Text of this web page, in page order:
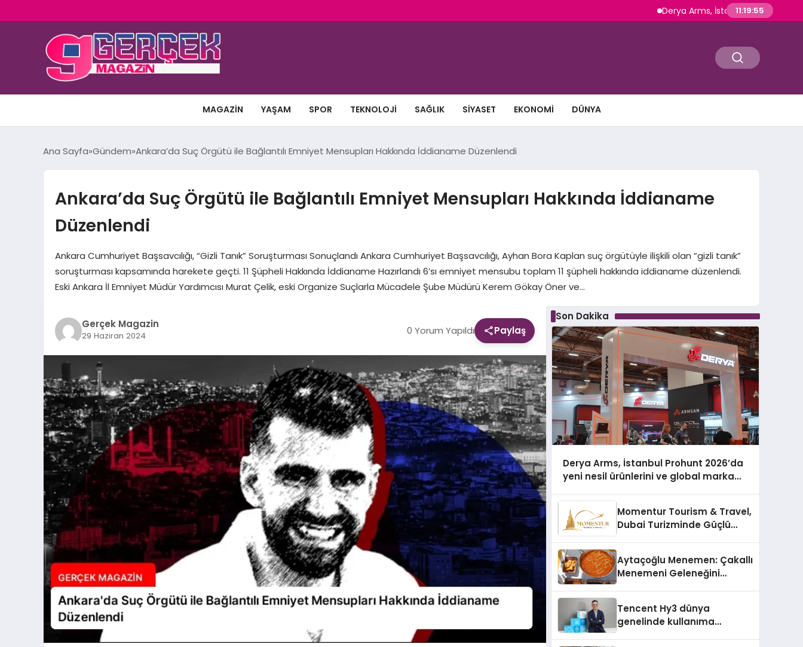
Derya Arms, İstanbul Prohunt
11:19:56
MAGAZIN YAŞAM SPOR TEKNOLOJI SAĞLIK SIYASET EKONOMI DÜNYA
Ana Sayfa Gündem Ankara’da Suç Örgütü ile Bağlantılı Emniyet Mensupları Hakkında İddianame Düzenlendi
Ankara’da Suç Örgütü ile Bağlantılı Emniyet Mensupları Hakkında İddianame
Düzenlendi
Ankara Cumhuriyet Başsavcılığı, “Gizli Tanık” Soruşturması Sonuçlandı Ankara Cumhuriyet Başsavcılığı, Ayhan Bora Kaplan suç örgütüyle ilişkili olan “gizli tanık”
soruşturması kapsamında harekete geçti. 11 Şüpheli Hakkında İddianame Hazırlandı 6’sı emniyet mensubu toplam 11 şüpheli hakkında iddianame düzenlendi.
Eski Ankara İl Emniyet Müdür Yardımcısı Murat Çelik, eski Organize Suçlarla Mücadele Şube Müdürü Kerem Gökay Öner ve…
Gerçek Magazin
29 Haziran 2024 0 Yorum Yapıldı Paylaş
Son Dakika
Derya Arms, İstanbul Prohunt 2026’da
yeni nesil ürünlerini ve global marka
Momentur Tourism & Travel,
Dubai Turizminde Güçlü
Aytaçoğlu Menemen: Çakallı
Menemeni Geleneğini
Tencent Hy3 dünya
genelinde kullanıma